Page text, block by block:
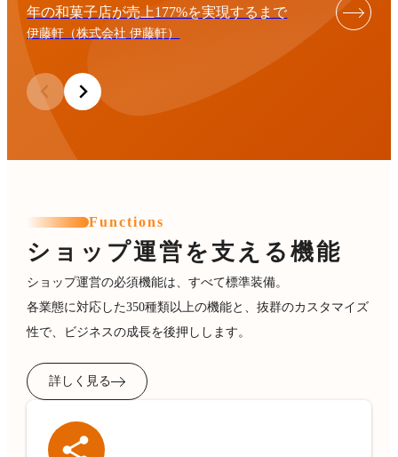
年の和菓子店が売上177%を実現するまで
伊藤軒（株式会社 伊藤軒）
Functions
ショップ運営を支える機能
ショップ運営の必須機能は、すべて標準装備。
各業態に対応した350種類以上の機能と、抜群のカスタマイズ
性で、ビジネスの成長を後押しします。
詳しく見る